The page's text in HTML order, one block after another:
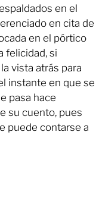
en el
en cita de
en el pórtico
felicidad, si
vista atrás para
instante en que se
pasa hace
su cuento, pues
puede contarse a